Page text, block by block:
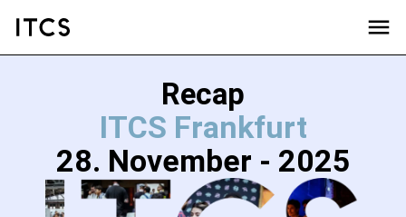
Recap
ITCS Frankfurt
28. November - 2025